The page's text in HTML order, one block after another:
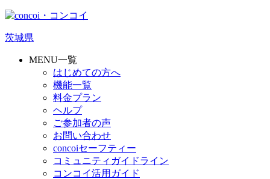
茨城県
MENU一覧
はじめての方へ
機能一覧
料金プラン
ヘルプ
ご参加者の声
お問い合わせ
concoiセーフティー
コミュニティガイドライン
コンコイ活用ガイド